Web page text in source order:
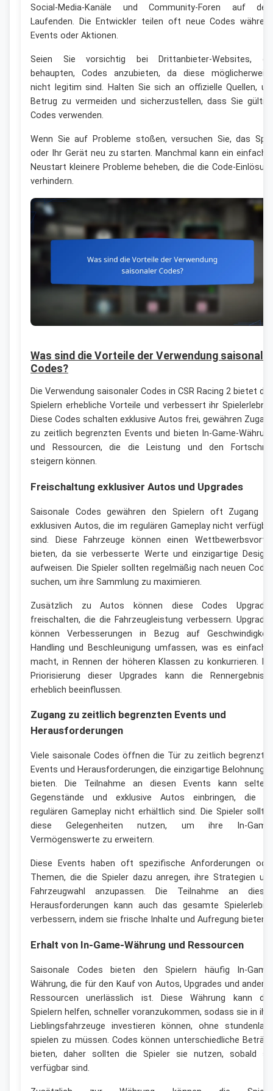
Social-Media-Kanäle und Community-Foren auf
Laufenden. Die Entwickler teilen oft neue Codes
Events oder Aktionen.
Seien Sie vorsichtig bei Drittanbieter-Websites,
behaupten, Codes anzubieten, da diese
nicht legitim sind. Halten Sie sich an offizielle Quellen,
Betrug zu vermeiden und sicherzustellen, dass Sie
Codes verwenden.
Wenn Sie auf Probleme stoßen, versuchen Sie, das
oder Ihr Gerät neu zu starten. Manchmal kann ein
Neustart kleinere Probleme beheben, die die Code-
verhindern.
Was sind die Vorteile der Verwendung saisonaler
Codes?
Die Verwendung saisonaler Codes in CSR Racing 2 bietet
Spielern erhebliche Vorteile und verbessert ihr
Diese Codes schalten exklusive Autos frei, gewähren
zu zeitlich begrenzten Events und bieten In-Game-
und Ressourcen, die die Leistung und den
steigern können.
Freischaltung exklusiver Autos und Upgrades
Saisonale Codes gewähren den Spielern oft Zugang
exklusiven Autos, die im regulären Gameplay nicht
sind. Diese Fahrzeuge können einen
bieten, da sie verbesserte Werte und einzigartige
aufweisen. Die Spieler sollten regelmäßig nach neuen
suchen, um ihre Sammlung zu maximieren.
Zusätzlich zu Autos können diese Codes
freischalten, die die Fahrzeugleistung verbessern.
können Verbesserungen in Bezug auf
Handling und Beschleunigung umfassen, was es
macht, in Rennen der höheren Klassen zu konkurrieren.
Priorisierung dieser Upgrades kann die
erheblich beeinflussen.
Zugang zu zeitlich begrenzten Events und
Herausforderungen
Viele saisonale Codes öffnen die Tür zu zeitlich
Events und Herausforderungen, die einzigartige
bieten. Die Teilnahme an diesen Events kann
Gegenstände und exklusive Autos einbringen, die
regulären Gameplay nicht erhältlich sind. Die Spieler
diese Gelegenheiten nutzen, um ihre In-
Vermögenswerte zu erweitern.
Diese Events haben oft spezifische Anforderungen
Themen, die die Spieler dazu anregen, ihre Strategien
Fahrzeugwahl anzupassen. Die Teilnahme an
Herausforderungen kann auch das gesamte
verbessern, indem sie frische Inhalte und Aufregung bieten.
Erhalt von In-Game-Währung und Ressourcen
Saisonale Codes bieten den Spielern häufig In-
Währung, die für den Kauf von Autos, Upgrades und
Ressourcen unerlässlich ist. Diese Währung kann
Spielern helfen, schneller voranzukommen, sodass sie in
Lieblingsfahrzeuge investieren können, ohne
spielen zu müssen. Codes können unterschiedliche
bieten, daher sollten die Spieler sie nutzen, sobald
verfügbar sind.